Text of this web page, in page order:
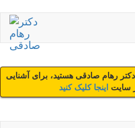
رهام صادقی هستید، برای آشنایی
سایت اینجا کلیک کنید